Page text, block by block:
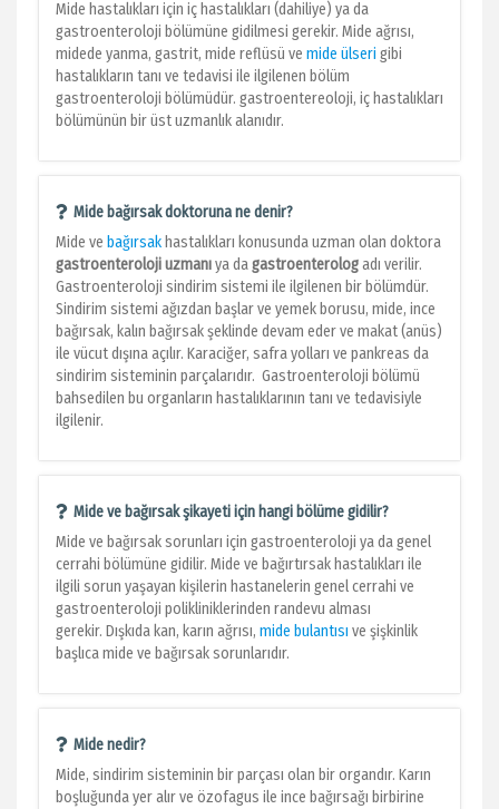
Mide hastalıkları için iç hastalıkları (dahiliye) ya da
gastroenteroloji bölümüne gidilmesi gerekir. Mide ağrısı,
midede yanma, gastrit, mide reflüsü ve mide ülseri gibi
hastalıkların tanı ve tedavisi ile ilgilenen bölüm
gastroenteroloji bölümüdür. gastroentereoloji, iç hastalıkları
bölümünün bir üst uzmanlık alanıdır.
Mide bağırsak doktoruna ne denir?
Mide ve bağırsak hastalıkları konusunda uzman olan doktora
gastroenteroloji uzmanıya dagastroenterologadı verilir.
Gastroenteroloji sindirim sistemi ile ilgilenen bir bölümdür.
Sindirim sistemi ağızdan başlar ve yemek borusu, mide, ince
bağırsak, kalın bağırsak şeklinde devam eder ve makat (anüs)
ile vücut dışına açılır. Karaciğer, safra yolları ve pankreas da
sindirim sisteminin parçalarıdır. Gastroenteroloji bölümü
bahsedilen bu organların hastalıklarının tanı ve tedavisiyle
ilgilenir.
Mide ve bağırsak şikayeti için hangi bölüme gidilir?
Mide ve bağırsak sorunları için gastroenteroloji ya da genel
cerrahi bölümüne gidilir. Mide ve bağırtırsak hastalıkları ile
ilgili sorun yaşayan kişilerin hastanelerin genel cerrahi ve
gastroenteroloji polikliniklerinden randevu alması
gerekir. Dışkıda kan, karın ağrısı, mide bulantısı ve şişkinlik
başlıca mide ve bağırsak sorunlarıdır.
Mide nedir?
Mide, sindirim sisteminin bir parçası olan bir organdır. Karın
boşluğunda yer alır ve özofagus ile ince bağırsağı birbirine